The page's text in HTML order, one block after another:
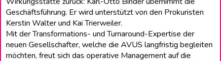
Geschäftsführung. Er wird unterstützt von den Prokuristen
Kerstin Walter und Kai Trierweiler.
Mit der Transformations- und Turnaround-Expertise der
neuen Gesellschafter, welche die AVUS langfristig begleiten
möchten, freut sich das operative Management auf die